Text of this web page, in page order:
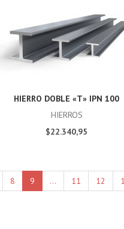
HIERRO DOBLE «T» IPN 100
HIERROS
$22.340,95
8 9 ... 11 12